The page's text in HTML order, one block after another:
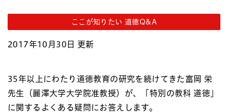
ここが知りたい 道徳Q&A
2017年10月30日 更新
35年以上にわたり道徳教育の研究を続けてきた富岡 栄
先生（麗澤大学大学院准教授）が、「特別の教科 道徳」
に関するよくある疑問にお答えします。